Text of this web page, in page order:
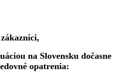
na Slovensku dočasne
opatrenia: